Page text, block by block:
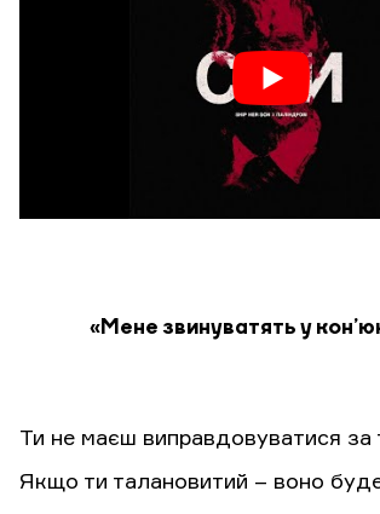
«Мене звинуватять у
Ти не маєш виправдовуватися за
Якщо ти талановитий – воно